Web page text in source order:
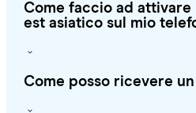
Come faccio ad attivare
est asiatico sul mio
Come posso ricevere